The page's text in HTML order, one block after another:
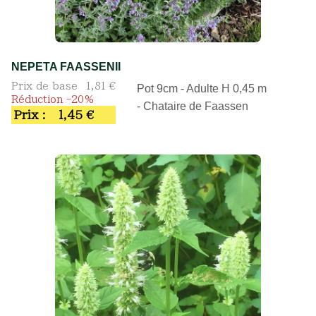
NEPETA FAASSENII
Prix de base
1,81 €
Réduction -20%
Prix : 1,45 €
Pot 9cm - Adulte H 0,45 m
- Chataire de Faassen